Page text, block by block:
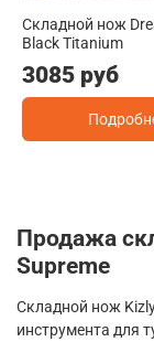
Складной нож
Black Titanium
3085 руб
Продажа
Supreme
Складной нож
инструмента для